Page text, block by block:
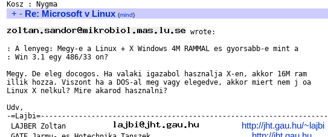
+ - Re: Microsoft v Linux (mind)
wrote:
: A lenyeg: Megy-e a Linux + X Windows 4M RAMMAL es gyorsabb-e mint a
: Win 3.1 egy 486/33 on?
Megy. De eleg docogos. Ha valaki igazabol hasznalja X-en, akkor 16M ram
illik hozza. Viszont ha a DOS-al meg vagy elegedve, akkor miert nem j oa
Linux X nelkul? Mire akarod hasznalni?
Udv,
-=Lajbi=--------------------------------------------------------------------
LAJBER Zoltan
http://jht.gau.hu/~lajbi